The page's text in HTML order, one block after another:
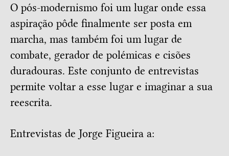
O pós-modernismo foi um lugar onde essa
aspiração pôde finalmente ser posta em
marcha, mas também foi um lugar de
combate, gerador de polémicas e cisões
duradouras. Este conjunto de entrevistas
permite voltar a esse lugar e imaginar a sua
reescrita.
Entrevistas de Jorge Figueira a: